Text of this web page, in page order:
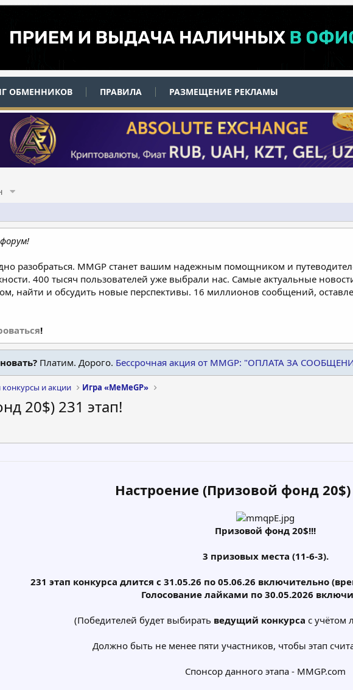
ОБМЕННИКОВ ПРАВИЛА РАЗМЕЩЕНИЕ РЕКЛАМЫ
разобраться. MMGP станет вашим надежным помощником и
400 тысяч пользователей уже выбрали нас. Самые актуальные
найти и обсудить новые перспективы. 16 миллионов сообщений,
!
Платим. Дорого. Бессрочная акция от MMGP: "ОПЛАТА ЗА
и акции Игра «MeMeGP»
20$) 231 этап!
Настроение (Призовой фонд 20$)
Призовой фонд 20$!!!
3 призовых места (11-6-3).
231 этап конкурса длится с 31.05.26 по 05.06.26 включительно
Голосование лайками по 30.05.2026
(Победителей будет выбирать ведущий конкурса с учётом
Должно быть не менее пяти участников, чтобы этап
Спонсор данного этапа - MMGP.com